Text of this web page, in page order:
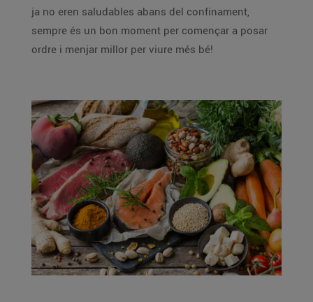
ja no eren saludables abans del confinament,
sempre és un bon moment per començar a posar
ordre i menjar millor per viure més bé!